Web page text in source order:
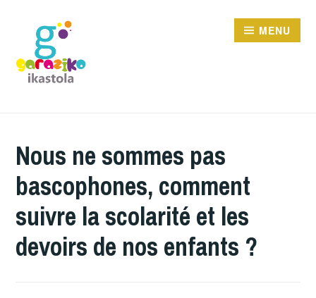
contenu
MENU
Nous ne sommes pas
bascophones, comment
suivre la scolarité et les
devoirs de nos enfants ?